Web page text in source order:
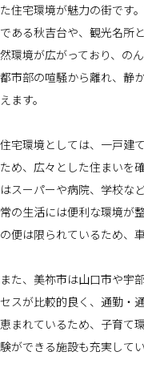
た住宅環境が魅力の街です
である秋吉台や、観光名所
然環境が広がっており、の
都市部の喧騒から離れ、静
えます。
住宅環境としては、一戸建
ため、広々とした住まいを
はスーパーや病院、学校な
常の生活には便利な環境が
の便は限られているため、
また、美祢市は山口市や宇
セスが比較的良く、通勤・
恵まれているため、子育て
験ができる施設も充実してい